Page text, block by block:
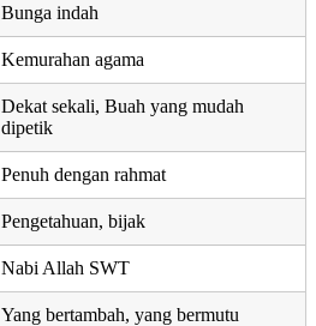
Bunga indah
Kemurahan agama
Dekat sekali, Buah yang mudah
dipetik
Penuh dengan rahmat
Pengetahuan, bijak
Nabi Allah SWT
Yang bertambah, yang bermutu